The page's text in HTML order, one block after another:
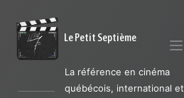
Le Petit Septième
La référence en cinéma
québécois, international et